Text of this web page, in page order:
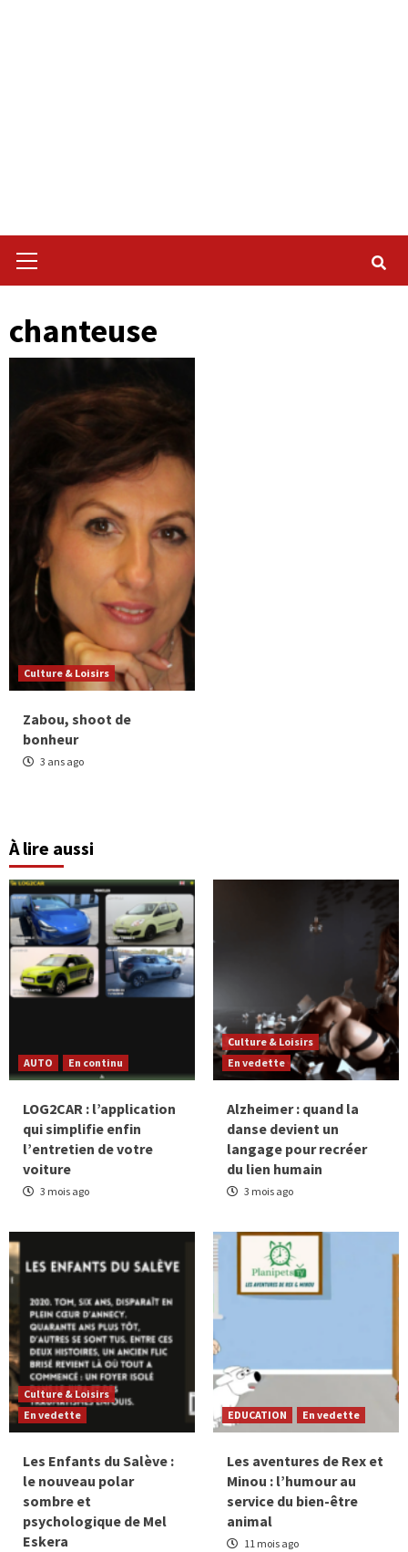
Menu
chanteuse
Culture & Loisirs
Zabou, shoot de
bonheur
3 ans ago
À lire aussi
AUTO En continu
LOG2CAR : l’application
qui simplifie enfin
l’entretien de votre
voiture
3 mois ago
Culture & Loisirs
En vedette
Alzheimer : quand la
danse devient un
langage pour recréer
du lien humain
3 mois ago
Culture & Loisirs
En vedette
Les Enfants du Salève :
le nouveau polar
sombre et
psychologique de Mel
Eskera
EDUCATION En vedette
Les aventures de Rex et
Minou : l’humour au
service du bien-être
animal
11 mois ago